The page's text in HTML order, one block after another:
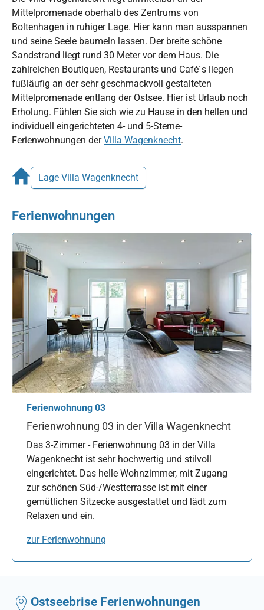
Mittelpromenade oberhalb des Zentrums von
Boltenhagen in ruhiger Lage. Hier kann man ausspannen
und seine Seele baumeln lassen. Der breite schöne
Sandstrand liegt rund 30 Meter vor dem Haus. Die
zahlreichen Boutiquen, Restaurants und Café´s liegen
fußläufig an der sehr geschmackvoll gestalteten
Mittelpromenade entlang der Ostsee. Hier ist Urlaub noch
Erholung. Fühlen Sie sich wie zu Hause in den hellen und
individuell eingerichteten 4- und 5-Sterne-
Ferienwohnungen derVilla Wagenknecht.
Lage Villa Wagenknecht
Ferienwohnungen
Ferienwohnung 03
Ferienwohnung 03 in der Villa Wagenknecht
Das 3-Zimmer - Ferienwohnung 03 in der Villa
Wagenknecht ist sehr hochwertig und stilvoll
eingerichtet. Das helle Wohnzimmer, mit Zugang
zur schönen Süd-/Westterrasse ist mit einer
gemütlichen Sitzecke ausgestattet und lädt zum
Relaxen und ein.
zur Ferienwohnung
Ostseebrise Ferienwohnungen